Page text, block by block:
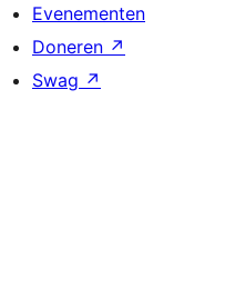
Evenementen
Doneren ↗
Swag ↗